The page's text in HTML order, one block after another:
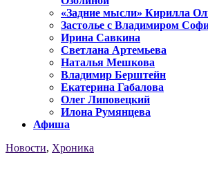
«Задние мысли» Кирилла
Застолье с Владимиром
Ирина Савкина
Светлана Артемьева
Наталья Мешкова
Владимир Берштейн
Екатерина Габалова
Олег Липовецкий
Илона Румянцева
Афиша
Новости, Хроника